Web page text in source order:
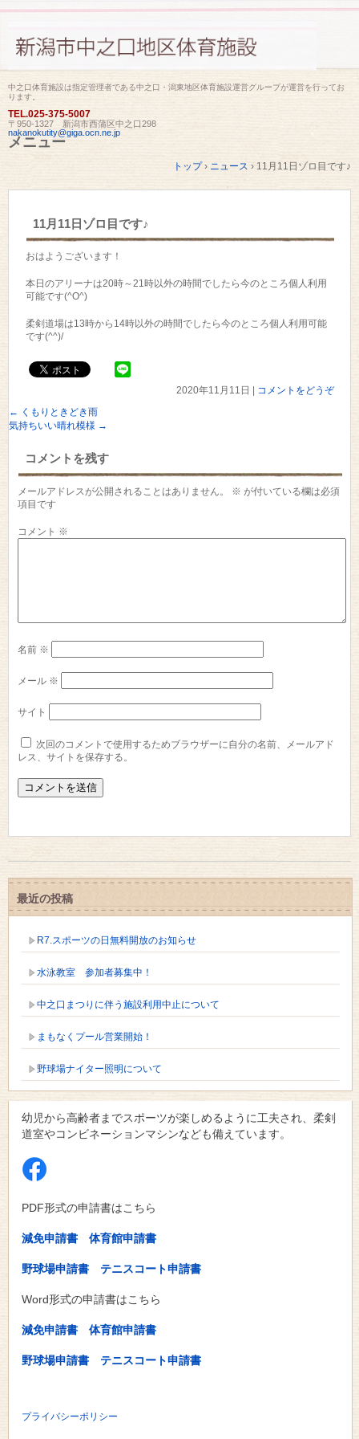
中之口体育施設は指定管理者である中之口・潟東地区体育施設運営グループが運営を行ってお
ります。
TEL.025-375-5007
〒950-1327 新潟市西蒲区中之口298
nakanokutity@giga.ocn.ne.jp
メニュー
トップ › ニュース › 11月11日ゾロ目です♪
11月11日ゾロ目です♪
おはようございます！
本日のアリーナは20時～21時以外の時間でしたら今のところ個人利用
可能です(^O^)
柔剣道場は13時から14時以外の時間でしたら今のところ個人利用可能
です(^^)/
2020年11月11日
コメントをどうぞ
← くもりときどき雨
気持ちいい晴れ模様 →
コメントを残す
メールアドレスが公開されることはありません。 ※ が付いている欄は必須
項目です
コメント ※
名前 ※
メール ※
サイト
次回のコメントで使用するためブラウザーに自分の名前、メールアド
レス、サイトを保存する。
最近の投稿
R7.スポーツの日無料開放のお知らせ
水泳教室 参加者募集中！
中之口まつりに伴う施設利用中止について
まもなくプール営業開始！
野球場ナイター照明について
幼児から高齢者までスポーツが楽しめるように工夫され、柔剣
道室やコンビネーションマシンなども備えています。
PDF形式の申請書はこちら
減免申請書 体育館申請書
野球場申請書 テニスコート申請書
Word形式の申請書はこちら
減免申請書 体育館申請書
野球場申請書 テニスコート申請書
プライバシーポリシー